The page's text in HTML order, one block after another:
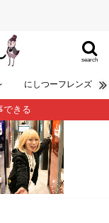
search
にしつーフレンズ
できる